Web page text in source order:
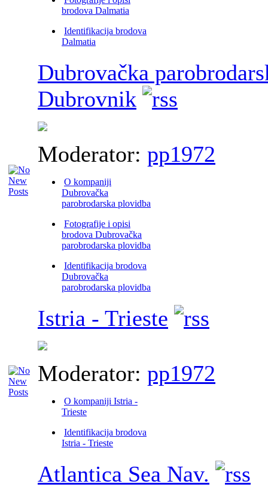
brodova Dalmatia
Identifikacija brodova
Dalmatia
Dubrovačka
Dubrovnik
Moderator: pp1972
O kompaniji
Dubrovačka
parobrodarska plovidba
Fotografije i opisi
brodova Dubrovačka
parobrodarska plovidba
Identifikacija brodova
Dubrovačka
parobrodarska plovidba
Istria - Trieste
Moderator: pp1972
O kompaniji Istria -
Trieste
Identifikacija brodova
Istria - Trieste
Atlantica Sea Nav.